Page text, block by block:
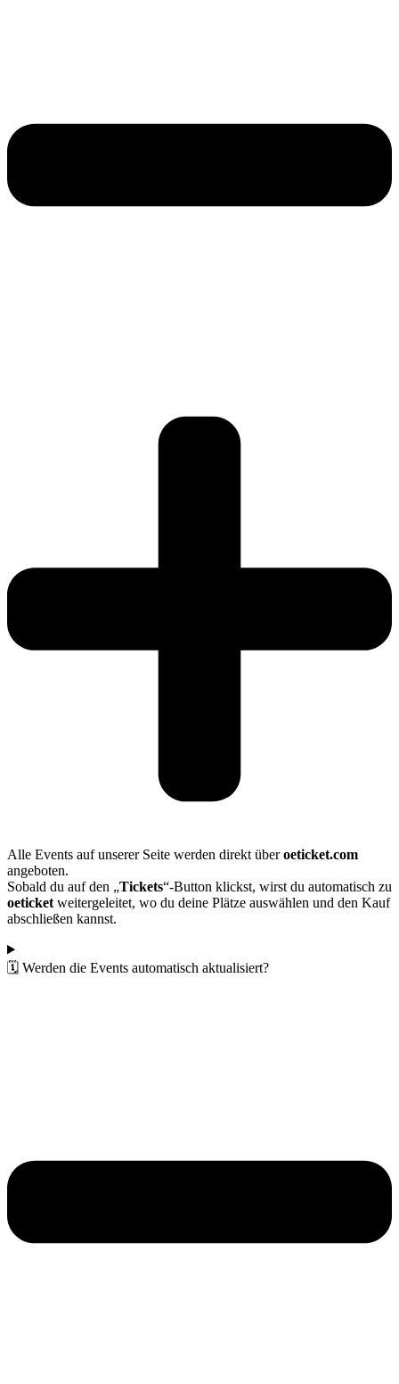
Alle Events auf unserer Seite werden direkt überoeticket.com
angeboten.
Sobald du auf den „Tickets“-Button klickst, wirst du automatisch zu
oeticketweitergeleitet, wo du deine Plätze auswählen und den Kauf
abschließen kannst.
🗓️ Werden die Events automatisch aktualisiert?